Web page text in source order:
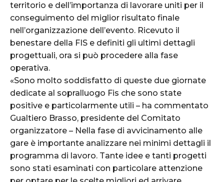
territorio e dell’importanza di lavorare uniti per il
conseguimento del miglior risultato finale
nell’organizzazione dell’evento. Ricevuto il
benestare della FIS e definiti gli ultimi dettagli
progettuali, ora si può procedere alla fase
operativa.
«Sono molto soddisfatto di queste due giornate
dedicate al sopralluogo Fis che sono state
positive e particolarmente utili – ha commentato
Gualtiero Brasso, presidente del Comitato
organizzatore – Nella fase di avvicinamento alle
gare è importante analizzare nei minimi dettagli il
programma di lavoro. Tante idee e tanti progetti
sono stati esaminati con particolare attenzione